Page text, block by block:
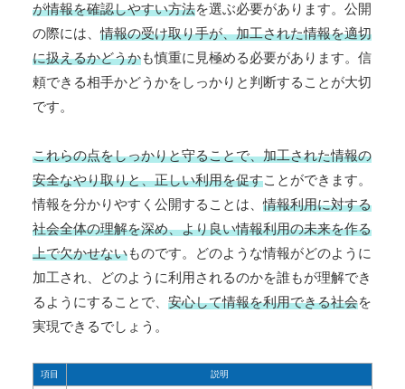
が情報を確認しやすい方法を選ぶ必要があります。公開
の際には、情報の受け取り手が、加工された情報を適切
に扱えるかどうかも慎重に見極める必要があります。信
頼できる相手かどうかをしっかりと判断することが大切
です。
これらの点をしっかりと守ることで、加工された情報の
安全なやり取りと、正しい利用を促すことができます。
情報を分かりやすく公開することは、情報利用に対する
社会全体の理解を深め、より良い情報利用の未来を作る
上で欠かせないものです。どのような情報がどのように
加工され、どのように利用されるのかを誰もが理解でき
るようにすることで、 安心して情報を利用できる社会を
実現できるでしょう。
項目 説明